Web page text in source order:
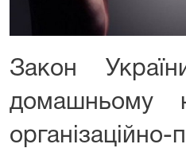
Закон
домашньому
організаційно-